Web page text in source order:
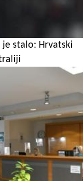
je stalo: Hrvatski